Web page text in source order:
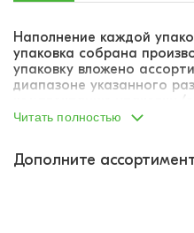
Наполнение каждой
упаковка собрана
упаковку вложено
диапазоне указанного
расцветок) указать не
Читать полностью
Дополните